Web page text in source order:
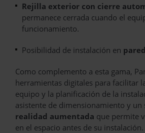
Rejilla exterior con cierre
permanece cerrada cuando el
funcionamiento.
Posibilidad de instalación en
Como complemento a esta gama,
herramientas digitales para facilitar
equipo y la planificación de la
asistente de dimensionamiento y un
realidad aumentada que permite
en el espacio antes de su instalación.